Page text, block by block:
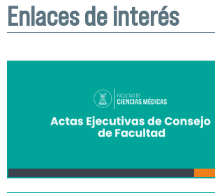
Enlaces de interés